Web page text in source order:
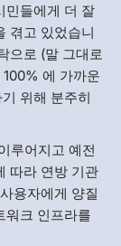
민들에게 더 잘
겪고 있었습니
으로 (말 그대로
에 가까운
위해 분주히
루어지고 예전
따라 연방 기관
용자에게 양질
워크 인프라를